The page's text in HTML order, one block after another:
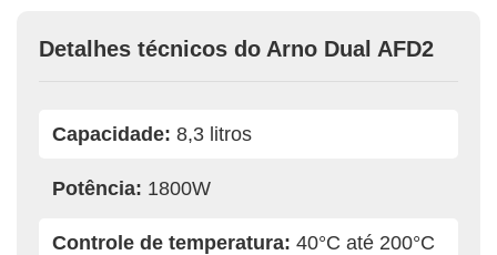
Detalhes técnicos do Arno Dual AFD2
Capacidade: 8,3 litros
Potência: 1800W
Controle de temperatura: 40°C até 200°C